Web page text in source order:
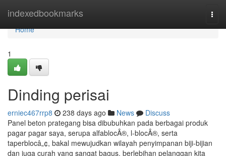
indexedbookmarks
Home
Home
1
Dinding perisai
erniec467rrp8 238 days ago News
Discuss
Panel beton prategang bisa dibubuhkan pada berbagai produk
pagar pagar saya, serupa alfablocÂ®, l-blocÂ®, serta
taperblocâ„¢, bakal mewujudkan wilayah penyimpanan biji-bijian
dan juga curah yang sangat bagus. berlebihan pelanggan kita